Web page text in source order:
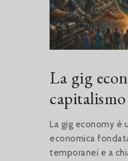
La gig
La gig economy è
economica
temporanei e a